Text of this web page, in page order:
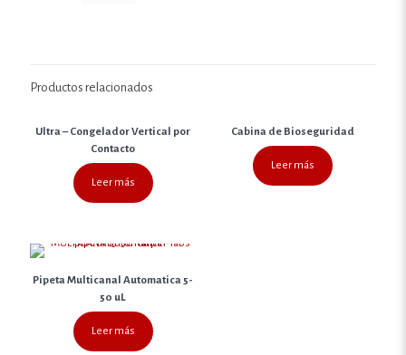
Productos relacionados
Ultra – Congelador Vertical por
Contacto
Leer más
Cabina de Bioseguridad
Leer más
Pipeta Multicanal Automatica 5-
50 uL
Leer más